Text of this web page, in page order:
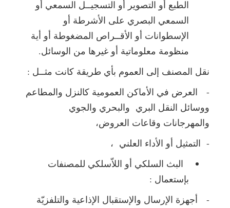
الطبع أو التصوير أو التسجيــل السمعي أو
السمعي البصري على الأشرطة أو
الإسطوانات أو الأقــراص المضغوطة أو أية
منظومة معلوماتية أو غيرها من الوسائل.
نقل المصنف إلى العموم بأي طريقة كانت مثــل :
- العرض في الأماكن العمومية كالنزل والمطاعم
ووسائل النقل البري والبحري والجوي
والمهرجانات وقاعات العروض،
- التمثيل أو الأداء العلني ،
البث السلكي أو اللاّسلكي للمصنفات
بإستعمال :
- أجهزة الإرسال والإستقبال الإذاعية والتلفزيّة